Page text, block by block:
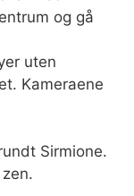
og gå
uten
Kameraene
Sirmione.